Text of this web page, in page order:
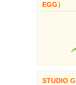
EGG）
STUDIO